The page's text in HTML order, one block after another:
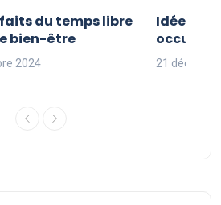
du temps libre
bien-être
2024
Idées
occuper
21